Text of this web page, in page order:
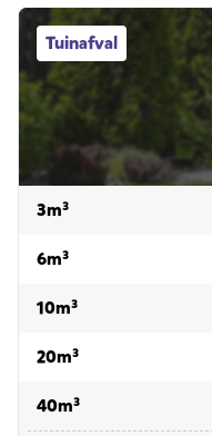
Tuinafval
Tuinafval afvalcontainers
3m³voor tuinafval
6m³voor tuinafval
10m³voor tuinafval
20m³voor tuinafval
40m³voor tuinafval